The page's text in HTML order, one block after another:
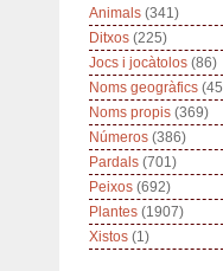
Animals (341)
Ditxos (225)
Jocs i jocàtolos (86)
Noms geogràfics
Noms propis (369)
Números (386)
Pardals (701)
Peixos (692)
Plantes (1907)
Xistos (1)